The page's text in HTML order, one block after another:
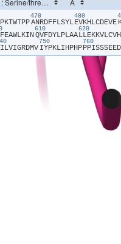
​P​​K​​T​​W​​T​​P​​P​
470
​A​​N​​R​​D​​F​​F​​L​​S​​Y​​L​
480
​E​​V​​K​​H​​L​​C​​D​​E​​V​​E​
​F​​E​​A​​W​​L​​K​​I​​N​
610
​Q​​V​​F​​D​​Y​​L​​P​​L​​A​​A​
620
​L​​L​​E​​K​​K​​V​​L​​C​​V​​H​
​I​​L​​V​​I​​G​​R​​D​​M​​V​
750
​I​​Y​​P​​K​​L​​I​​H​​P​​H​​P​
760
​P​​P​​I​​S​​S​​S​​E​​E​​D​